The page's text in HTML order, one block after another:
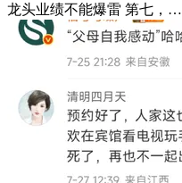
龙头业绩不能爆雷 第七，…